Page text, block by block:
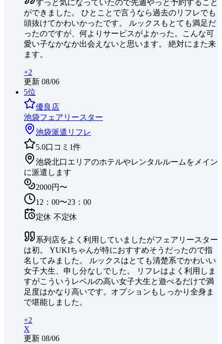
ずっと気になっていたので先週やっと予約すること
ができました。 ひとことで言うなら過去のリフレでも
頭抜けてかわいかったです。 ルックスもとても満足だ
ったのですが、何よりサービスがよかった。こんな可
愛い子なかなか出会えないと思います。 絶対にまた来
ます。
+2
更新 08/06
5位
優良店
池袋フェアリースター
池袋派遣リフレ
5.0口コミ 1件
池袋北口エリアのホテルやレンタルルームをメイン
に派遣します
2000円〜
12：00〜23：00
定休 不定休
系列店をよく利用していましたがフェアリースター
は初。 YUKIちゃんが特におすすめそうだったので指
名してみました。 ルックスはとても清楚系でかわいい
女子大生、申し分なしでした。 リフレはよく利用しま
すがこういうレベルの高い女子大生と遊べるだけで満
足度はかなり高いです。オプションもしっかり全身ま
で堪能しました。
+2
X
更新 08/06